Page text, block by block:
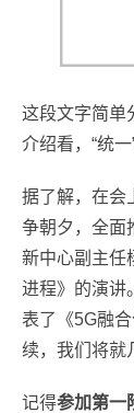
这段文字简单
介绍看，“统一
据了解，在会
争朝夕，全面
新中心副主任
进程》的演讲
表了《5G融
续，我们将就
记得参加第一